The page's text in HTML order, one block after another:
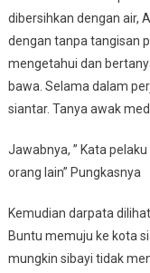
dibersihkan dengan air,
dengan tanpa tangisan
mengetahui dan
bawa. Selama dalam
siantar. Tanya awak
Jawabnya, ” Kata
orang lain” Pungkasnya
Kemudian darpata
Buntu memuju ke kota
mungkin sibayi tidak